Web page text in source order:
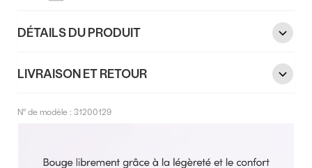
DÉTAILS DU PRODUIT
LIVRAISON ET RETOUR
N° de modèle :31200129